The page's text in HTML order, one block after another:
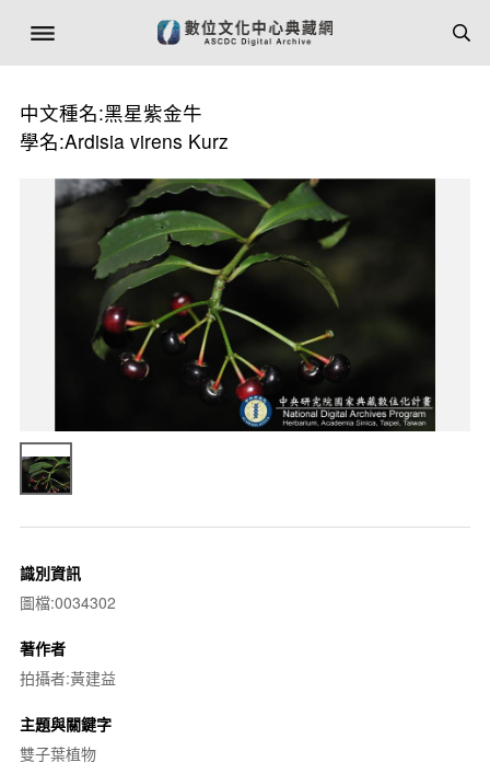
中文種名:黑星紫金牛
學名:Ardisia virens Kurz
識別資訊
圖檔:0034302
著作者
拍攝者:黃建益
主題與關鍵字
雙子葉植物